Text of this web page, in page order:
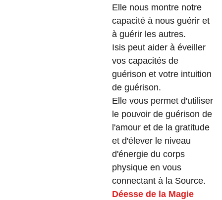
Elle nous montre notre
capacité à nous guérir et
à guérir les autres.
Isis peut aider à éveiller
vos capacités de
guérison et votre intuition
de guérison.
Elle vous permet d'utiliser
le pouvoir de guérison de
l'amour et de la gratitude
et d'élever le niveau
d'énergie du corps
physique en vous
connectant à la Source.
Déesse de la Magie